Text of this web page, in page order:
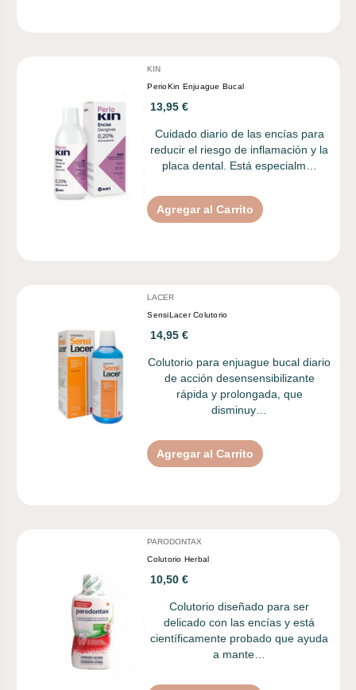
KIN
PerioKin Enjuague Bucal
13,95 €
Cuidado diario de las encías para
reducir el riesgo de inflamación y la
placa dental. Está especialm…
Agregar al Carrito
LACER
SensiLacer Colutorio
14,95 €
Colutorio para enjuague bucal diario
de acción desensensibilizante
rápida y prolongada, que
disminuy…
Agregar al Carrito
PARODONTAX
Colutorio Herbal
10,50 €
Colutorio diseñado para ser
delicado con las encías y está
científicamente probado que ayuda
a mante…